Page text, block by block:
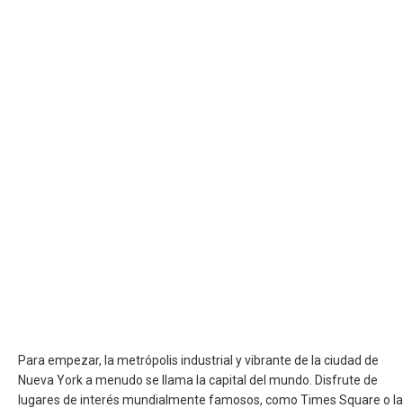
URUGUAY
Para empezar, la metrópolis industrial y vibrante de la ciudad de
Nueva York a menudo se llama la capital del mundo. Disfrute de
lugares de interés mundialmente famosos, como Times Square o la